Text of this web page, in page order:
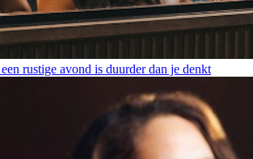
rustige avond is duurder dan je denkt